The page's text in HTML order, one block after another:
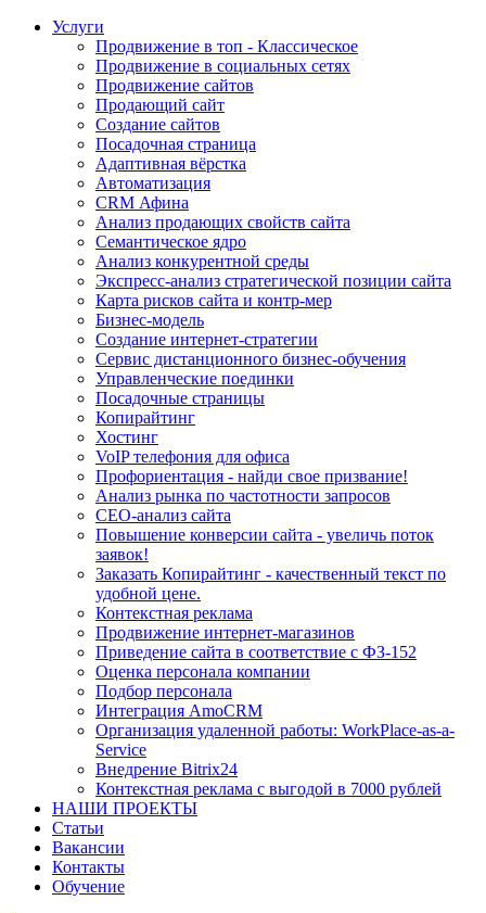
Услуги
Продвижение в топ - Классическое
Продвижение в социальных сетях
Продвижение сайтов
Продающий сайт
Создание сайтов
Посадочная страница
Адаптивная вёрстка
Автоматизация
CRM Афина
Анализ продающих свойств сайта
Семантическое ядро
Анализ конкурентной среды
Экспресс-анализ стратегической позиции сайта
Карта рисков сайта и контр-мер
Бизнес-модель
Создание интернет-стратегии
Сервис дистанционного бизнес-обучения
Управленческие поединки
Посадочные страницы
Копирайтинг
Хостинг
VoIP телефония для офиса
Профориентация - найди свое призвание!
Анализ рынка по частотности запросов
СЕО-анализ сайта
Повышение конверсии сайта - увеличь поток
заявок!
Заказать Копирайтинг - качественный текст по
удобной цене.
Контекстная реклама
Продвижение интернет-магазинов
Приведение сайта в соответствие с ФЗ-152
Оценка персонала компании
Подбор персонала
Интеграция AmoCRM
Организация удаленной работы: WorkPlace-as-a-
Service
Внедрение Bitrix24
Контекстная реклама с выгодой в 7000 рублей
НАШИ ПРОЕКТЫ
Статьи
Вакансии
Контакты
Обучение